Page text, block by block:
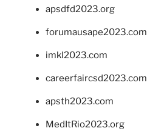
apsdfd2023.org
forumausape2023.com
imkl2023.com
careerfaircsd2023.com
apsth2023.com
MedItRio2023.org